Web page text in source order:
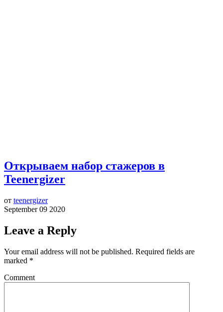
Открываем набор стажеров в
Teenergizer
от teenergizer
September 09 2020
Leave a Reply
Your email address will not be published. Required fields are
marked *
Comment